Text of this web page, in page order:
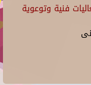
فنية وتوعوية